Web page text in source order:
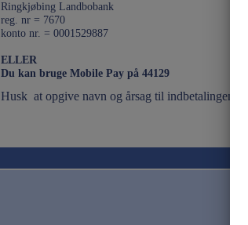
Ringkjøbing Landbobank
reg. nr = 7670
konto nr. = 0001529887
ELLER
Du kan bruge Mobile Pay på 44129
Husk at opgive navn og årsag til indbetalingen.